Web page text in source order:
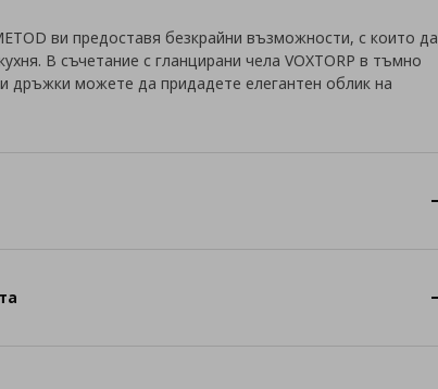
ви предоставя безкрайни възможности, с които да
В съчетание с гланцирани чела VOXTORP в тъмно
дръжки можете да придадете елегантен облик на